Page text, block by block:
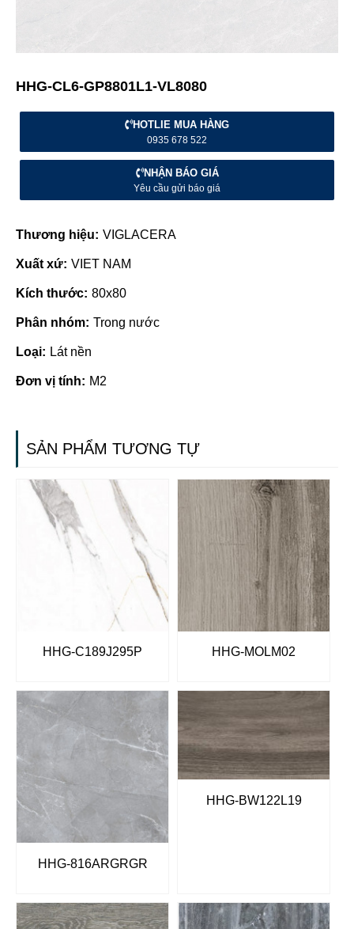
HHG-CL6-GP8801L1-VL8080
HOTLIE MUA HÀNG
0935 678 522
NHẬN BÁO GIÁ
Yêu cầu gửi báo giá
Thương hiệu: VIGLACERA
Xuất xứ: VIET NAM
Kích thước: 80x80
Phân nhóm: Trong nước
Loại: Lát nền
Đơn vị tính: M2
SẢN PHẨM TƯƠNG TỰ
HHG-C189J295P HHG-MOLM02
HHG-816ARGRGR
HHG-BW122L19